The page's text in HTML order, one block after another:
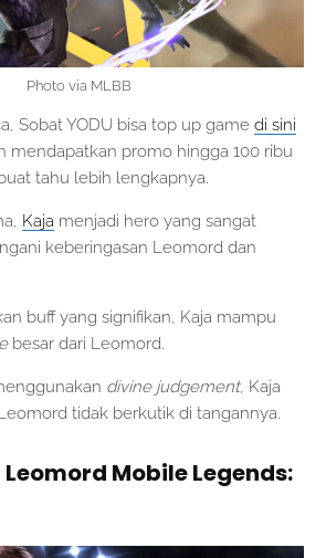
Photo via MLBB
Sobat YODU bisa top up game di sini
mendapatkan promo hingga 100 ribu
tahu lebih lengkapnya.
Kaja menjadi hero yang sangat
keberingasan Leomord dan
buff yang signifikan, Kaja mampu
besar dari Leomord.
divine judgement, Kaja
tidak berkutik di tangannya.
Mobile Legends: